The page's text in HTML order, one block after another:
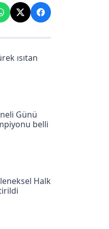
ısıtan
Günü
belli
Halk